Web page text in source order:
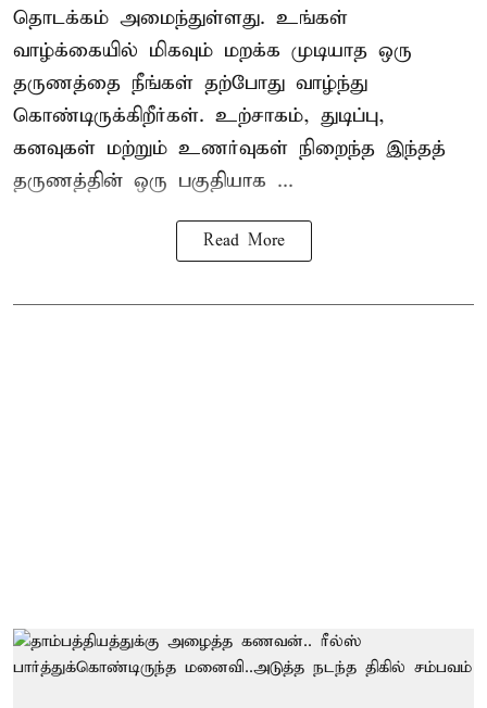
தொடக்கம் அமைந்துள்ளது. உங்கள்
வாழ்க்கையில் மிகவும் மறக்க முடியாத ஒரு
தருணத்தை நீங்கள் தற்போது வாழ்ந்து
கொண்டிருக்கிறீர்கள். உற்சாகம், துடிப்பு,
கனவுகள் மற்றும் உணர்வுகள் நிறைந்த இந்தத்
தருணத்தின் ஒரு பகுதியாக ...
Read More